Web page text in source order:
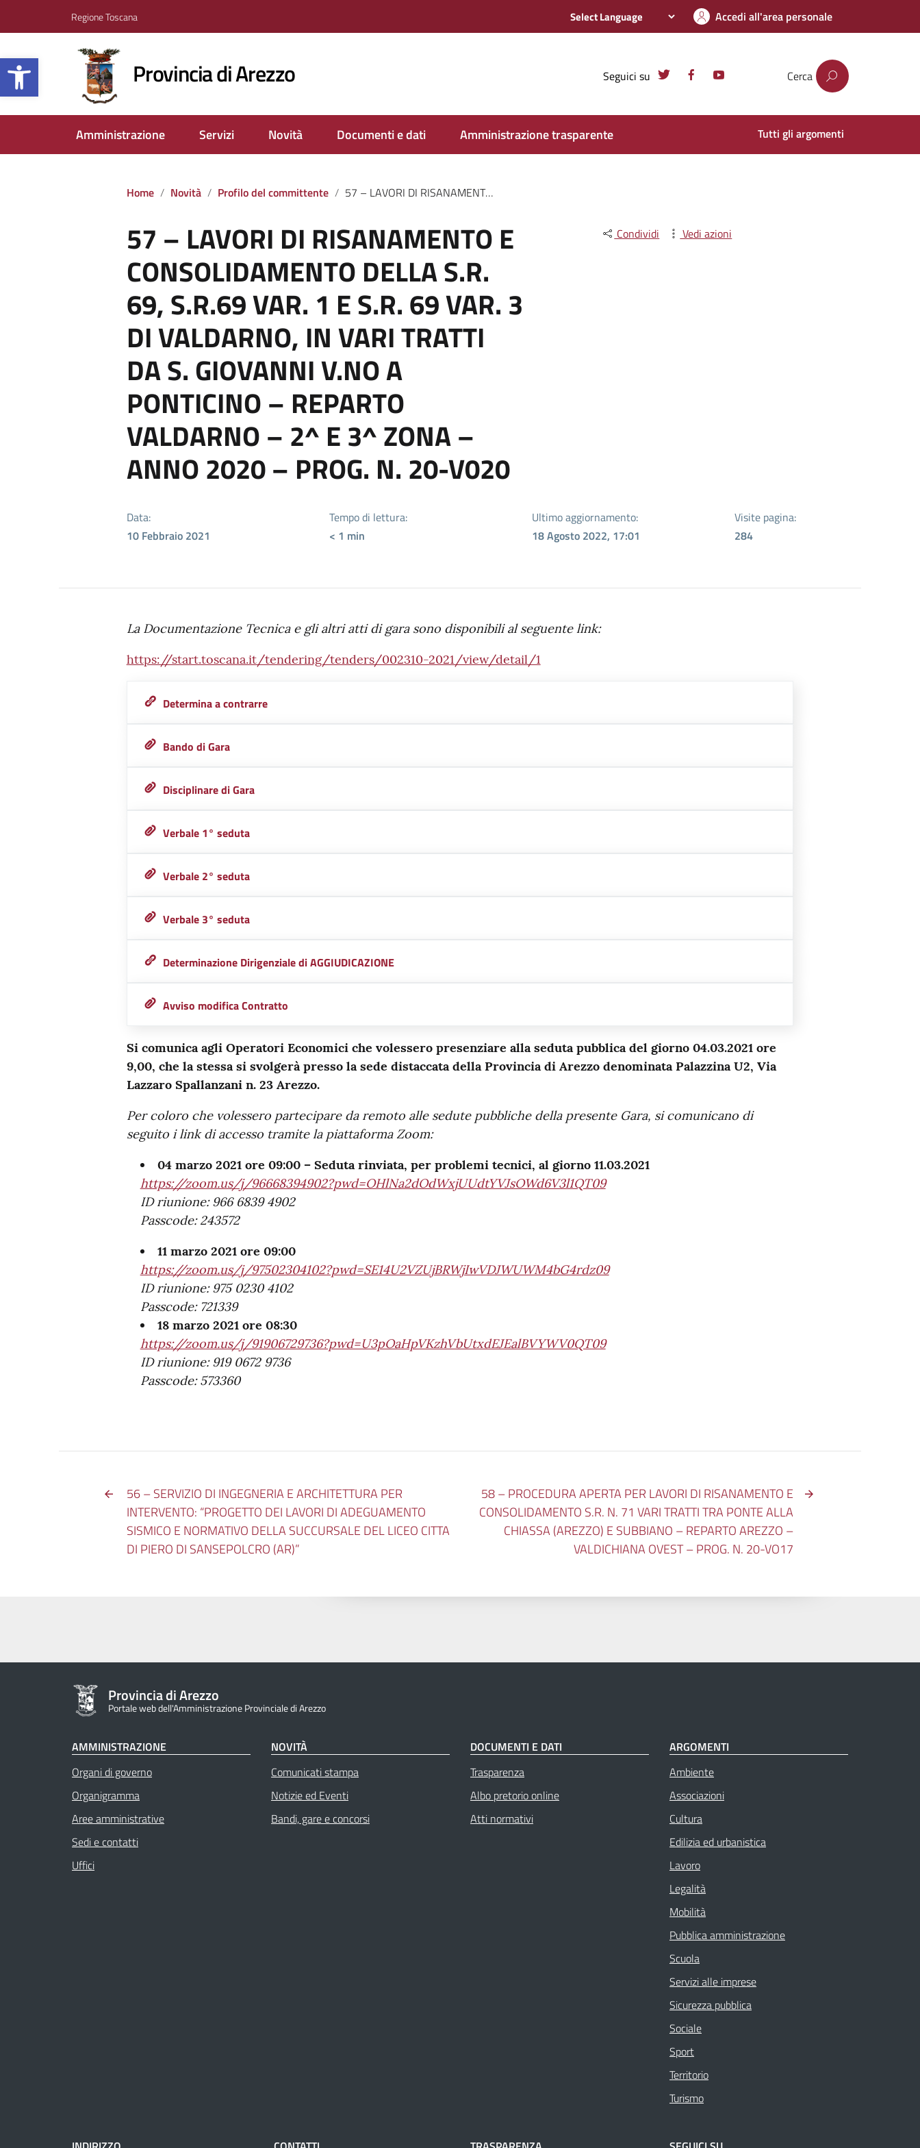
Apri la barra degli strumenti
Regione Toscana Accedi all'area personale
Provincia di Arezzo Seguici su Cerca
Amministrazione Servizi Novità Documenti e dati Amministrazione trasparente Tutti gli argomenti
Home Novità Profilo del committente 57 – LAVORI DI RISANAMENTO E CONSOLIDAMENTO DELLA S.R. 69, S.R.69 VAR. 1 E S.R. 69 VAR. 3 DI VALDARNO, IN VARI TRATTI DA S. GIOVANNI V.NO A PONTICINO – REPARTO VALDARNO – 2^ E 3^ ZONA – ANNO 2020 – PROG. N. 20-V020
57 – LAVORI DI RISANAMENTO E
CONSOLIDAMENTO DELLA S.R.
69, S.R.69 VAR. 1 E S.R. 69 VAR. 3
DI VALDARNO, IN VARI TRATTI
DA S. GIOVANNI V.NO A
PONTICINO – REPARTO
VALDARNO – 2^ E 3^ ZONA –
ANNO 2020 – PROG. N. 20-V020
Condividi Vedi azioni
Data:
10 Febbraio 2021
Tempo di lettura:
< 1 min
Ultimo aggiornamento:
18 Agosto 2022, 17:01
Visite pagina:
284
La Documentazione Tecnica e gli altri atti di gara sono disponibili al seguente link:
https://start.toscana.it/tendering/tenders/002310-2021/view/detail/1
Determina a contrarre
Bando di Gara
Disciplinare di Gara
Verbale 1° seduta
Verbale 2° seduta
Verbale 3° seduta
Determinazione Dirigenziale di AGGIUDICAZIONE
Avviso modifica Contratto
Si comunica agli Operatori Economici che volessero presenziare alla seduta pubblica del giorno 04.03.2021 ore
9,00, che la stessa si svolgerà presso la sede distaccata della Provincia di Arezzo denominata Palazzina U2, Via
Lazzaro Spallanzani n. 23 Arezzo.
Per coloro che volessero partecipare da remoto alle sedute pubbliche della presente Gara, si comunicano di
seguito i link di accesso tramite la piattaforma Zoom:
04 marzo 2021 ore 09:00 – Seduta rinviata, per problemi tecnici, al giorno 11.03.2021
https://zoom.us/j/96668394902?pwd=OHlNa2dOdWxjUUdtYVJsOWd6V3l1QT09
ID riunione: 966 6839 4902
Passcode: 243572
11 marzo 2021 ore 09:00
https://zoom.us/j/97502304102?pwd=SE14U2VZUjBRWjIwVDJWUWM4bG4rdz09
ID riunione: 975 0230 4102
Passcode: 721339
18 marzo 2021 ore 08:30
https://zoom.us/j/91906729736?pwd=U3pOaHpVKzhVbUtxdEJEalBVYWV0QT09
ID riunione: 919 0672 9736
Passcode: 573360
56 – SERVIZIO DI INGEGNERIA E ARCHITETTURA PER
INTERVENTO: “PROGETTO DEI LAVORI DI ADEGUAMENTO
SISMICO E NORMATIVO DELLA SUCCURSALE DEL LICEO CITTA
DI PIERO DI SANSEPOLCRO (AR)”
58 – PROCEDURA APERTA PER LAVORI DI RISANAMENTO E
CONSOLIDAMENTO S.R. N. 71 VARI TRATTI TRA PONTE ALLA
CHIASSA (AREZZO) E SUBBIANO – REPARTO AREZZO –
VALDICHIANA OVEST – PROG. N. 20-VO17
Provincia di Arezzo
Portale web dell'Amministrazione Provinciale di Arezzo
AMMINISTRAZIONE
Organi di governo
Organigramma
Aree amministrative
Sedi e contatti
Uffici
NOVITÀ
Comunicati stampa
Notizie ed Eventi
Bandi, gare e concorsi
DOCUMENTI E DATI
Trasparenza
Albo pretorio online
Atti normativi
ARGOMENTI
Ambiente
Associazioni
Cultura
Edilizia ed urbanistica
Lavoro
Legalità
Mobilità
Pubblica amministrazione
Scuola
Servizi alle imprese
Sicurezza pubblica
Sociale
Sport
Territorio
Turismo